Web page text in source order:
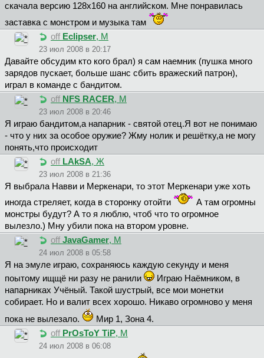
скачала версию 128х160 на английском. Мне понравилась
заставка с монстром и музыка там
off Eclipser, М
23 июл 2008 в 20:17
Давайте обсудим кто кого брал) я сам наемник (пушка много
зарядов пускает, больше шанс сбить вражеский патрон),
играл в команде с бандитом.
off NFS RACER, М
23 июл 2008 в 20:46
Я играю бандитом,а напарник - святой отец.Я вот не понимаю
- что у них за особое оружие? Жму нолик и решётку,а не могу
понять,что происходит
off LAkSA, Ж
23 июл 2008 в 21:36
Я выбрала Навви и Меркенари, то этот Меркенари уже хоть
иногда стреляет, когда в сторонку отойти
А там огромны
монстры будут? А то я люблю, чтоб что то огромное
вылезло.) Мну убили пока на втором уровне.
off JavaGamer, М
24 июл 2008 в 05:58
Я на эмуле играю, сохраняюсь каждую секунду и меня
поытому ищщё ни разу не ранили
Играю Наёмником, в
напарниках Учёный. Такой шустрый, все мои монетки
собирает. Но и валит всех хорошо. Никаво огромново у меня
пока не вылезало.
Мир 1, Зона 4.
off PrOsToY TiP, М
24 июл 2008 в 06:08